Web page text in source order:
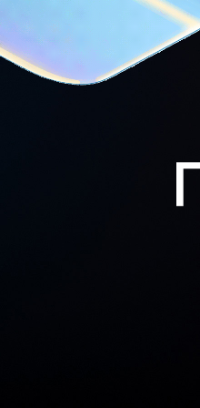
realme Buds T110